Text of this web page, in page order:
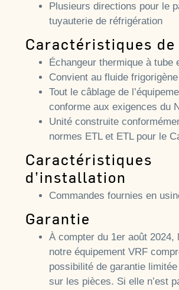
Plusieurs directions pour le
tuyauterie de réfrigération
Caractéristiques
Échangeur thermique à tube
Convient au fluide
Tout le câblage de
conforme aux exigences du
Unité construite
normes ETL et ETL pour le
Caractéristiques
d’installation
Commandes fournies en
Garantie
À compter du 1er août 2024,
notre équipement VRF
possibilité de garantie
sur les pièces. Si elle n’est